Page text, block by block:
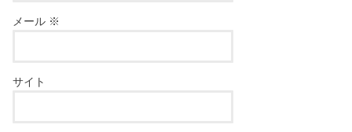
メール ※
サイト